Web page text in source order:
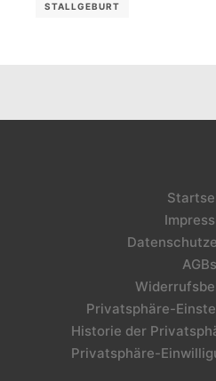
STALLGEBURT
AGBs
Privatsphäre-
Historie der
Privatsphäre-